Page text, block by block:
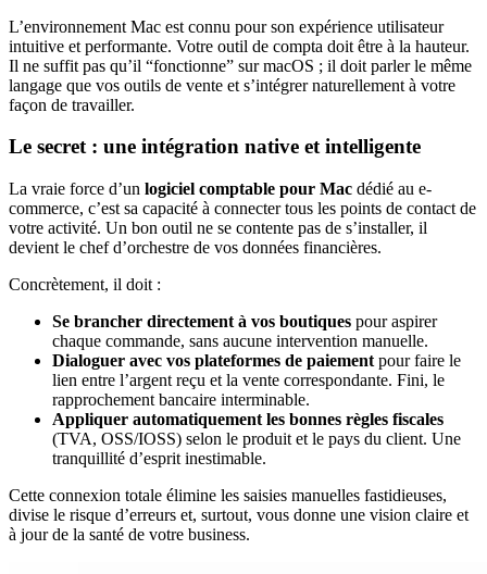
L’environnement Mac est connu pour son expérience utilisateur
intuitive et performante. Votre outil de compta doit être à la hauteur.
Il ne suffit pas qu’il “fonctionne” sur macOS ; il doit parler le même
langage que vos outils de vente et s’intégrer naturellement à votre
façon de travailler.
Le secret : une intégration native et intelligente
La vraie force d’un logiciel comptable pour Mac dédié au e-
commerce, c’est sa capacité à connecter tous les points de contact de
votre activité. Un bon outil ne se contente pas de s’installer, il
devient le chef d’orchestre de vos données financières.
Concrètement, il doit :
Se brancher directement à vos boutiques pour aspirer
chaque commande, sans aucune intervention manuelle.
Dialoguer avec vos plateformes de paiement pour faire le
lien entre l’argent reçu et la vente correspondante. Fini, le
rapprochement bancaire interminable.
Appliquer automatiquement les bonnes règles fiscales
(TVA, OSS/IOSS) selon le produit et le pays du client. Une
tranquillité d’esprit inestimable.
Cette connexion totale élimine les saisies manuelles fastidieuses,
divise le risque d’erreurs et, surtout, vous donne une vision claire et
à jour de la santé de votre business.